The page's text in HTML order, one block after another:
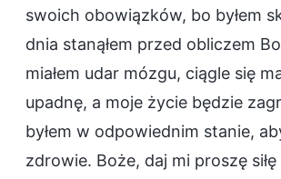
swoich obowiązków, bo byłem
dnia stanąłem przed obliczem
miałem udar mózgu, ciągle się
upadnę, a moje życie będzie
byłem w odpowiednim stanie,
zdrowie. Boże, daj mi proszę